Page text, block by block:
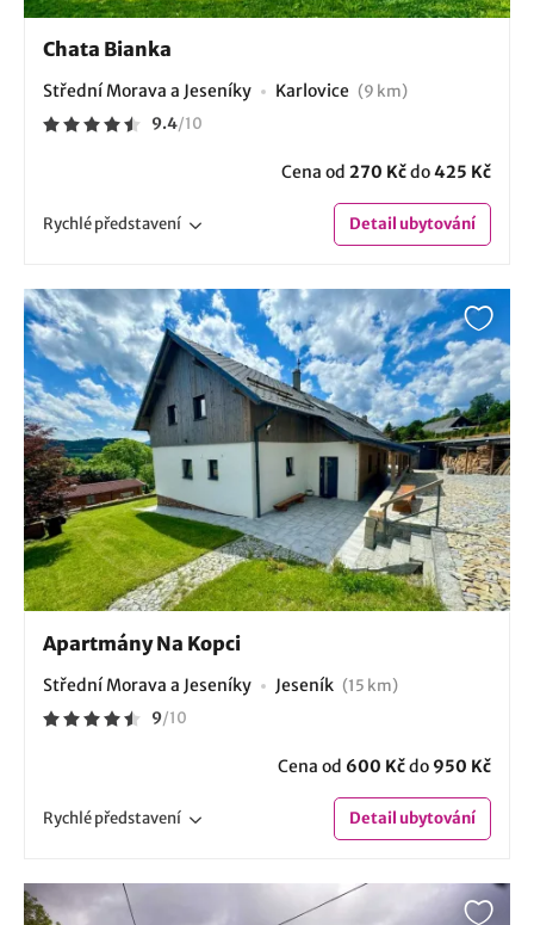
Chata Bianka
Střední Morava a Jeseníky Karlovice (9 km)
9.4/10
Cena od 270 Kčdo425 Kč
Rychlépředstavení Detailubytování
Apartmány Na Kopci
Střední Morava a Jeseníky Jeseník (15 km)
9/10
Cena od 600 Kčdo 950 Kč
Rychlépředstavení Detailubytování